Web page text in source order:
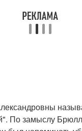
По замыслу